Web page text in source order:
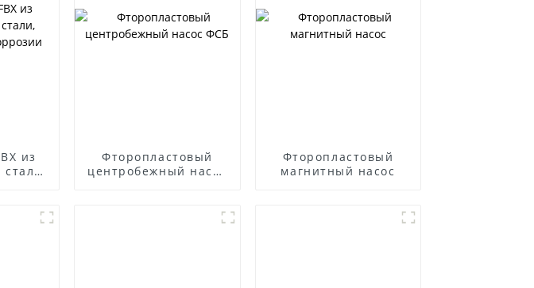
из
Фторопластовый
центробежный насос
Фторопластовый
магнитный насос